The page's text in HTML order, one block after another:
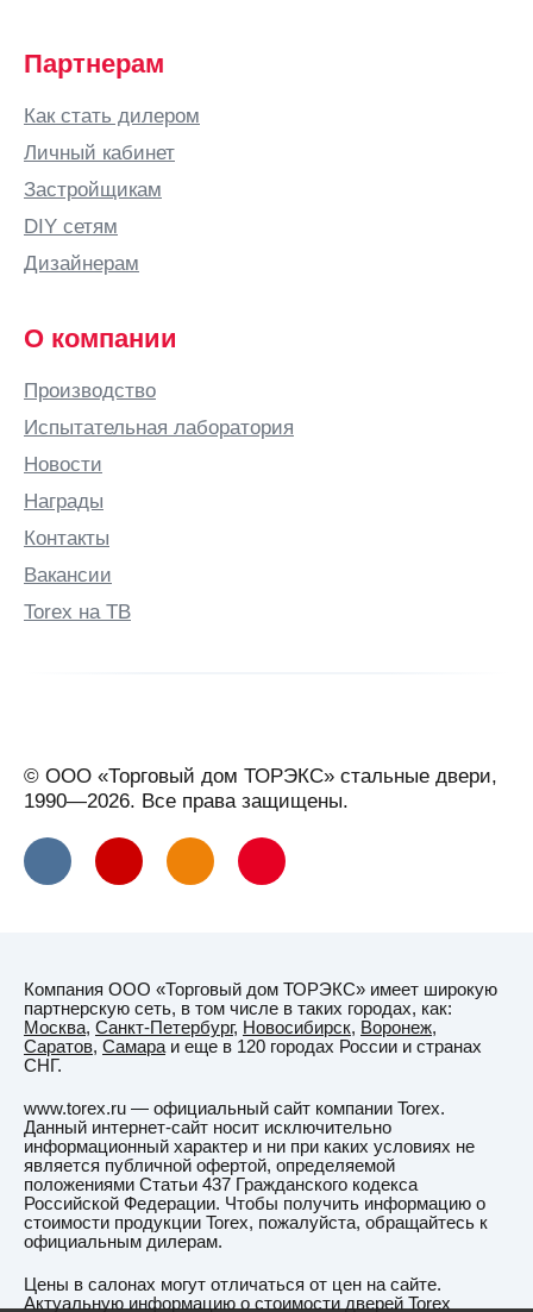
Богородск
Братск
Брянск
Бугуруслан
Буденновск
Бузулук
Бутурлино
В
Валдай
Великие
Луки
Верхняя
Видное
Владивосток
Владикавказ
Владимирская
область
ВНИИССОК
Водный
Волгоград
Волгодонск
Партнерам
Как стать дилером
Личный кабинет
Застройщикам
DIY сетям
Дизайнерам
О компании
Производство
Испытательная лаборатория
Новости
Награды
Контакты
Вакансии
Torex на ТВ
© ООО «Торговый дом ТОРЭКС» стальные двери,
1990—2026. Все права защищены.
Компания ООО «Торговый дом ТОРЭКС» имеет широкую
партнерскую сеть, в том числе в таких городах, как:
Москва, Санкт-Петербург, Новосибирск, Воронеж,
Саратов, Самара и еще в 120 городах России и странах
СНГ.
www.torex.ru — официальный сайт компании Torex.
Данный интернет-сайт носит исключительно
информационный характер и ни при каких условиях не
является публичной офертой, определяемой
положениями Статьи 437 Гражданского кодекса
Российской Федерации. Чтобы получить информацию о
стоимости продукции Torex, пожалуйста, обращайтесь к
официальным дилерам.
Цены в салонах могут отличаться от цен на сайте.
Актуальную информацию о стоимости дверей Torex